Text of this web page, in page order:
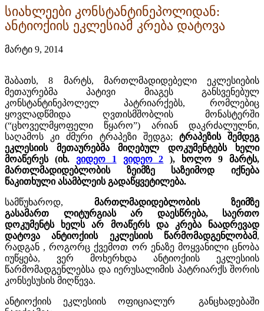
სიახლეები კონსტანტინეპოლიდან:
ანტიოქიის ეკლესიამ კრება დატოვა
მარტი 9, 2014
შაბათს, 8 მარტს, მართლმადიდებელი ეკლესიების
მეთაურებმა პატივი მიაგეს განსვენებულ
კონსტანტინეპოლელ პატრიარქებს, რომლებიც
ყოვლადწმიდა ღვთისმშობლის მონასტერში
(“ცხოველმყოფელი წყარო”) არიან დაკრძალულნი,
საღამოს კი ძმური ტრაპეზი შედგა; ტრაპეზის შემდეგ
ეკლესიის მეთაურებმა მიღებულ დოკუმენტებს ხელი
მოაწერეს (იხ. ვიდეო 1 ვიდეო 2 ), ხოლო 9 მარტს,
მართლმადიდებლობის ზეიმზე საზეიმოდ იქნება
წაკითხული ასამბლეის გადაწყვეტილება.
სამწუხაროდ, მართლმადიდებლობის ზეიმზე
გასამართ ლიტურგიას არ დაესწრება, საერთო
დოკუმენტს ხელს არ მოაწერს და კრება ნაადრევად
დატოვა ანტიოქიის ეკლესიის წარმომადგენლობამ,
რადგან , როგორც ქვემოთ ორ ენაზე მოყვანილი ცნობა
იუწყება, ვერ მოხერხდა ანტიოქიის ეკლესიის
წარმომადგენლებსა და იერუსალიმის პატრიარქს შორის
კონსესუსის მიღწევა.
ანტიოქიის ეკლესიის ოფიციალურ განცხადებაში